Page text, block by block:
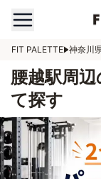
FIT PALETTE 神奈川
腰越駅周
て探す